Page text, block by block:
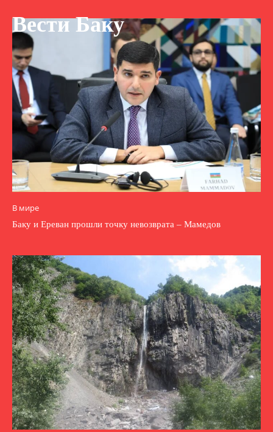
Вести Баку
В мире
Баку и Ереван прошли точку невозврата – Мамедов